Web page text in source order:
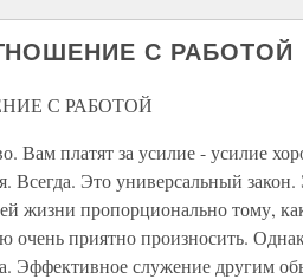
С РАБОТОЙ
С РАБОТОЙ
Вам платят за усилие - усилие
Всегда. Это универсальный
жизни пропорционально тому,
очень приятно произносить.
Эффективное служение другим